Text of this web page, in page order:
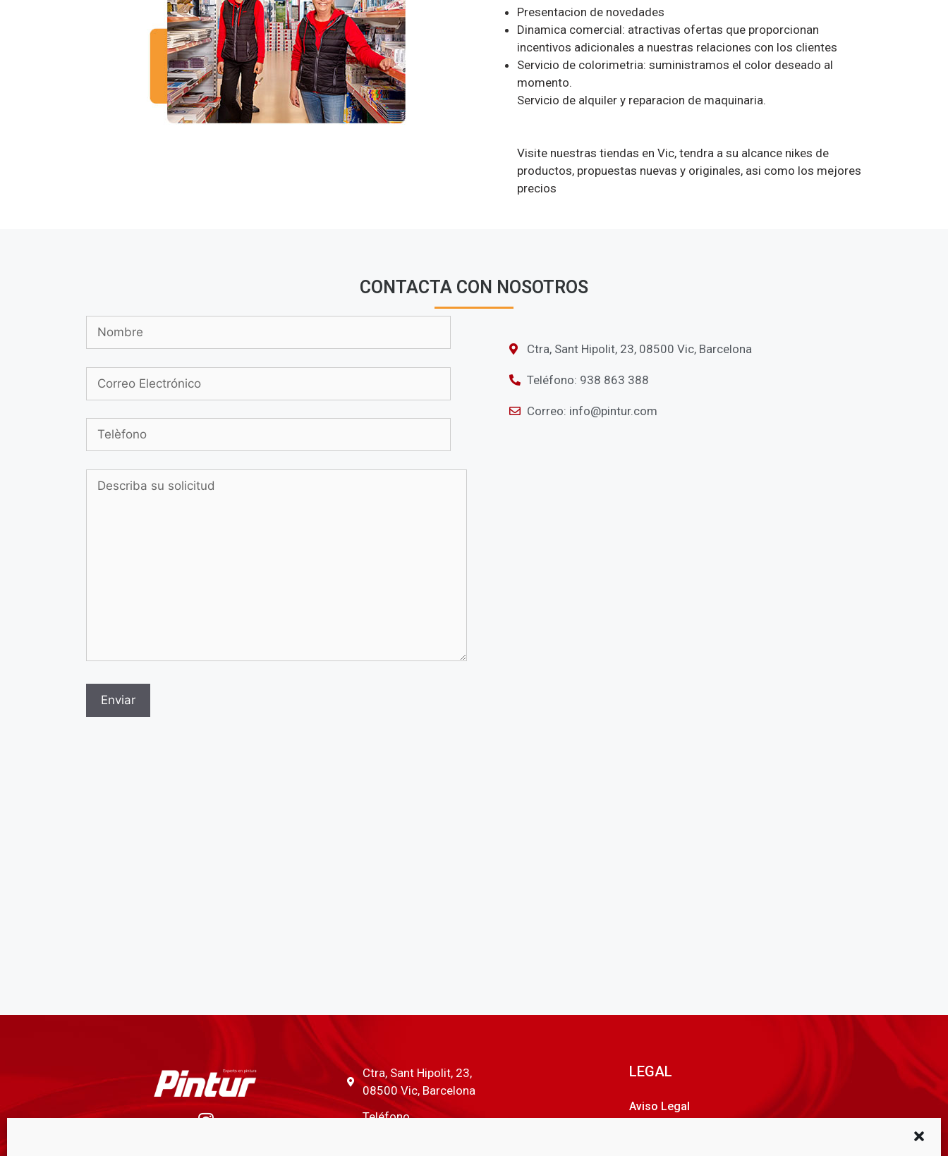
Presentacion de novedades
Dinamica comercial: atractivas ofertas que proporcionan
incentivos adicionales a nuestras relaciones con los clientes
Servicio de colorimetria: suministramos el color deseado al
momento.
Servicio de alquiler y reparacion de maquinaria.
Visite nuestras tiendas en Vic, tendra a su alcance nikes de
productos, propuestas nuevas y originales, asi como los mejores
precios
CONTACTA CON NOSOTROS
Ctra, Sant Hipolit, 23, 08500 Vic, Barcelona
Teléfono: 938 863 388
Correo: info@pintur.com
Ctra, Sant Hipolit, 23,
08500 Vic, Barcelona
Teléfono
LEGAL
Aviso Legal